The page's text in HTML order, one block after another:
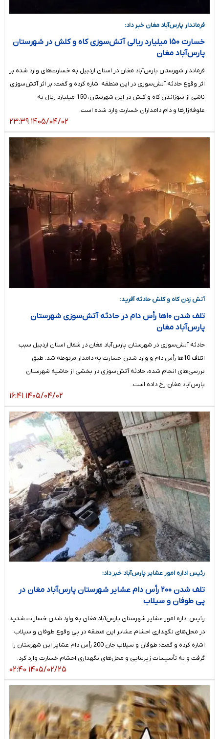
فرماندار پارس‌آباد مغان خبر داد:
خسارت ۱۵۰ میلیارد ریالی آتش‌سوزی کاه و کلش در شهرستان
پارس‌آباد مغان
فرماندار شهرستان پارس‌آباد مغان در استان اردبیل به خسارت‌های وارد شده بر
اثر وقوع حادثه آتش‌سوزی در این منطقه اشاره کرده و گفت: بر اثر آتش‌سوزی
ناشی از سوزاندن کاه و کلش در این شهرستان، 150 میلیارد ریال به
علوفه‌زارها و دام دامداران خسارت وارد شده است.
۱۴۰۵/۰۴/۰۲ ۲۳:۳۹
آتش زدن کاه و کلش حادثه آفرید:
تلف شدن ۱۰ها رأس دام در حادثه آتش‌سوزی شهرستان
پارس‌آباد مغان
حادثه آتش‌سوزی در شهرستان پارس‌آباد مغان در شمال استان اردبیل سبب
اتلاف 10ها رأس دام و وارد شدن خسارت به دامدار مربوطه شد. طبق
بررسی‌های انجام شده، حادثه آتش‌سوزی در بخشی از حاشیه شهرستان
پارس‌آباد مغان رخ داده است.
۱۴۰۵/۰۴/۰۲ ۱۶:۴۱
رئیس اداره امور عشایر پارس‌آباد خبر داد:
تلف شدن ۲۰۰ رأس دام عشایر شهرستان پارس‌آباد مغان در
پی طوفان و سیلاب
رئیس اداره امور عشایر شهرستان پارس‌آباد مغان به وارد شدن خسارات شدید
در محل‌های نگهداری احشام عشایر این منطقه در پی وقوع طوفان و سیلاب
اشاره کرده و گفت: طوفان و سیلاب جان 200 رأس دام عشایر این شهرستان را
گرفت و به تأسیسات زیربنایی و محل‌های نگهداری احشام خسارت وارد کرد.
۱۴۰۵/۰۲/۲۵ ۰۲:۴۰